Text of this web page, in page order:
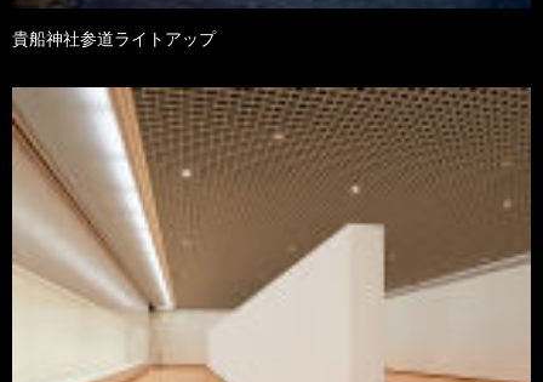
貴船神社参道ライトアップ